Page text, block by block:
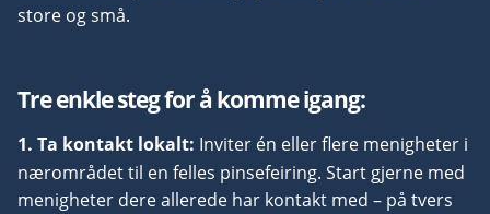
store og små.
Tre enkle steg for å komme igang:
1. Ta kontakt lokalt: Inviter én eller flere menigheter i
nærområdet til en felles pinsefeiring. Start gjerne med
menigheter dere allerede har kontakt med – på tvers